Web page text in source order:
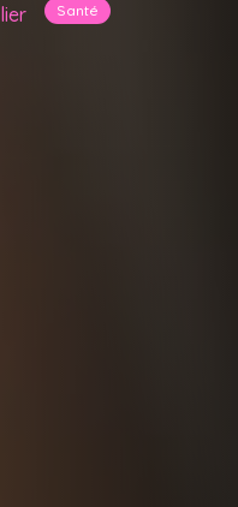
Santé